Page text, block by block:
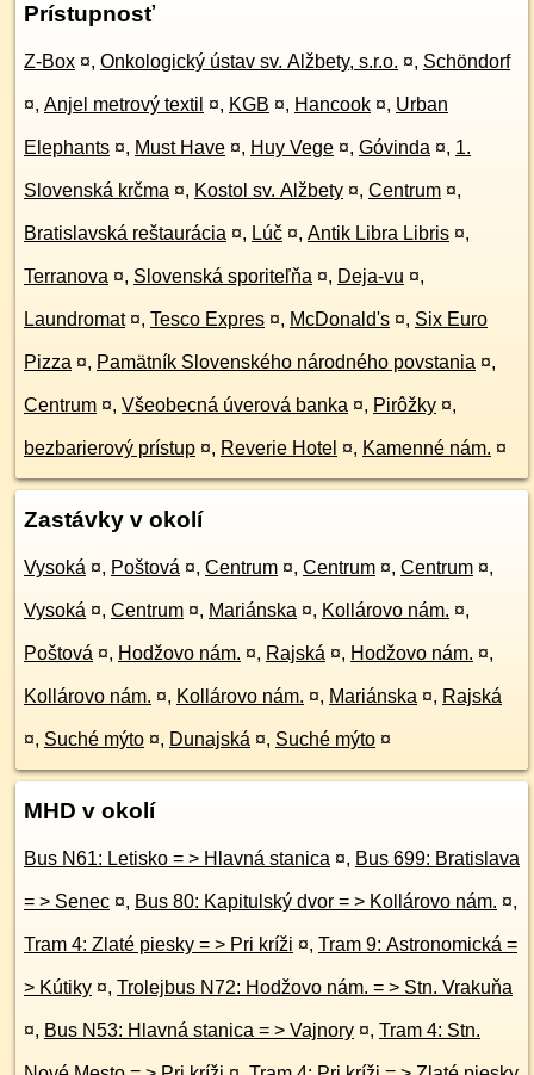
Prístupnosť
Z-Box ¤, Onkologický ústav sv. Alžbety, s.r.o. ¤, Schöndorf
¤, Anjel metrový textil ¤, KGB ¤, Hancook ¤, Urban
Elephants ¤, Must Have ¤, Huy Vege ¤, Góvinda ¤, 1.
Slovenská krčma ¤, Kostol sv. Alžbety ¤, Centrum ¤,
Bratislavská reštaurácia ¤, Lúč ¤, Antik Libra Libris ¤,
Terranova ¤, Slovenská sporiteľňa ¤, Deja-vu ¤,
Laundromat ¤, Tesco Expres ¤, McDonald's ¤, Six Euro
Pizza ¤, Pamätník Slovenského národného povstania ¤,
Centrum ¤, Všeobecná úverová banka ¤, Pirôžky ¤,
bezbarierový prístup ¤, Reverie Hotel ¤, Kamenné nám. ¤
Zastávky v okolí
Vysoká ¤, Poštová ¤, Centrum ¤, Centrum ¤, Centrum ¤,
Vysoká ¤, Centrum ¤, Mariánska ¤, Kollárovo nám. ¤,
Poštová ¤, Hodžovo nám. ¤, Rajská ¤, Hodžovo nám. ¤,
Kollárovo nám. ¤, Kollárovo nám. ¤, Mariánska ¤, Rajská
¤, Suché mýto ¤, Dunajská ¤, Suché mýto ¤
MHD v okolí
Bus N61: Letisko = > Hlavná stanica ¤, Bus 699: Bratislava
= > Senec ¤, Bus 80: Kapitulský dvor = > Kollárovo nám. ¤,
Tram 4: Zlaté piesky = > Pri kríži ¤, Tram 9: Astronomická =
> Kútiky ¤, Trolejbus N72: Hodžovo nám. = > Stn. Vrakuňa
¤, Bus N53: Hlavná stanica = > Vajnory ¤, Tram 4: Stn.